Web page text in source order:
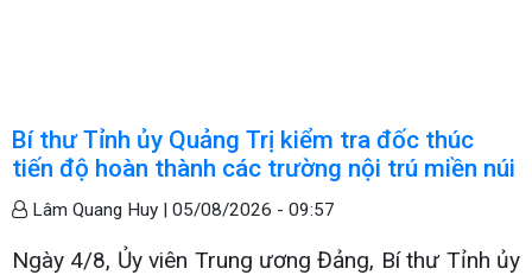
Bí thư Tỉnh ủy Quảng Trị kiểm tra đốc thúc
tiến độ hoàn thành các trường nội trú miền núi
Lâm Quang Huy | 05/08/2026 - 09:57
Ngày 4/8, Ủy viên Trung ương Đảng, Bí thư Tỉnh ủy